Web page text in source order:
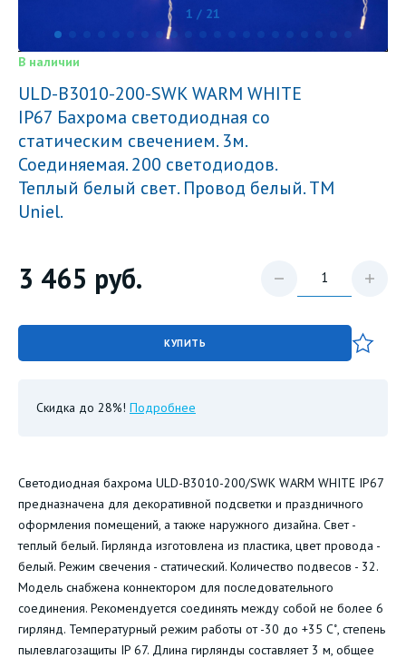
1 / 21
В наличии
ULD-B3010-200-SWK WARM WHITE
IP67 Бахрома светодиодная со
статическим свечением. 3м.
Соединяемая. 200 светодиодов.
Теплый белый свет. Провод белый. TM
Uniel.
3 465 руб.
КУПИТЬ
Скидка до 28%! Подробнее
Светодиодная бахрома ULD-B3010-200/SWK WARM WHITE IP67
предназначена для декоративной подсветки и праздничного
оформления помещений, а также наружного дизайна. Свет -
теплый белый. Гирлянда изготовлена из пластика, цвет провода -
белый. Режим свечения - статический. Количество подвесов - 32.
Модель снабжена коннектором для последовательного
соединения. Рекомендуется соединять между собой не более 6
гирлянд. Температурный режим работы от -30 до +35 С˚, степень
пылевлагозащиты IP 67. Длина гирлянды составляет 3 м, общее